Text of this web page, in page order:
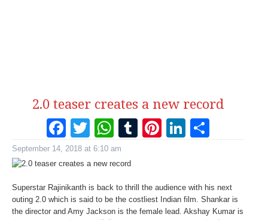
2.0 teaser creates a new record
Facebook
Twitter
WhatsApp
Tumblr
Pinterest
September 14, 2018 at 6:10 am
Superstar Rajinikanth is back to thrill the audience with his next
outing 2.0 which is said to be the costliest Indian film. Shankar is
the director and Amy Jackson is the female lead. Akshay Kumar is